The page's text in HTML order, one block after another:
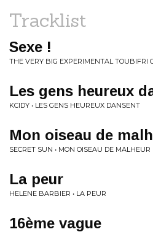
Tracklist
Sexe !
THE VERY BIG EXPERIMENTAL TOUBIFRI
Les gens heureux
KCIDY • LES GENS HEUREUX DANSENT
Mon oiseau de
SECRET SUN • MON OISEAU DE MALHEUR
La peur
HELENE BARBIER • LA PEUR
16ème vague